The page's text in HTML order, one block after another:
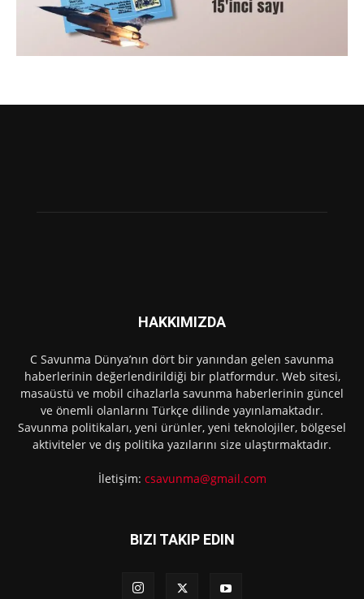
HAKKIMIZDA
C Savunma Dünya’nın dört bir yanından gelen savunma
haberlerinin değerlendirildiği bir platformdur. Web sitesi,
masaüstü ve mobil cihazlarla savunma haberlerinin güncel
ve önemli olanlarını Türkçe dilinde yayınlamaktadır.
Savunma politikaları, yeni ürünler, yeni teknolojiler, bölgesel
aktiviteler ve dış politika yazılarını size ulaştırmaktadır.
İletişim: csavunma@gmail.com
BIZI TAKIP EDIN